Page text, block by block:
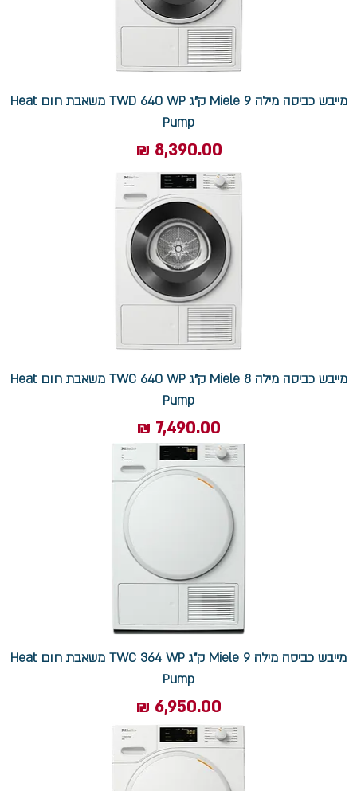
מייבש כביסה מילה Miele 9 ק"ג TWD 640 WP משאבת חום Heat
Pump
מחיר
מייבש כביסה מילה Miele 8 ק"ג TWC 640 WP משאבת חום Heat
Pump
מחיר
מייבש כביסה מילה Miele 9 ק"ג TWC 364 WP משאבת חום Heat
Pump
מחיר